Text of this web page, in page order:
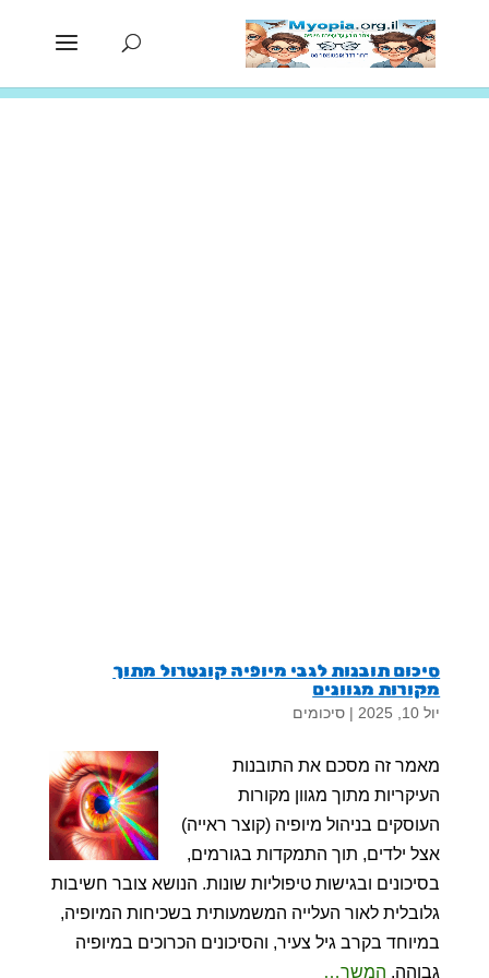
סיכום תובנות לגבי מיופיה קונטרול מתוך
מקורות מגוונים
יול 10, 2025 | סיכומים
מאמר זה מסכם את התובנות
העיקריות מתוך מגוון מקורות
העוסקים בניהול מיופיה (קוצר ראייה)
אצל ילדים, תוך התמקדות בגורמים,
בסיכונים ובגישות טיפוליות שונות. הנושא צובר חשיבות
גלובלית לאור העלייה המשמעותית בשכיחות המיופיה,
במיוחד בקרב גיל צעיר, והסיכונים הכרוכים במיופיה
גבוהה. המשך…